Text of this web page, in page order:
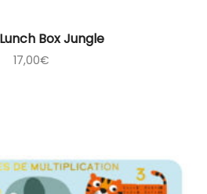
Box Jungle
17,00€